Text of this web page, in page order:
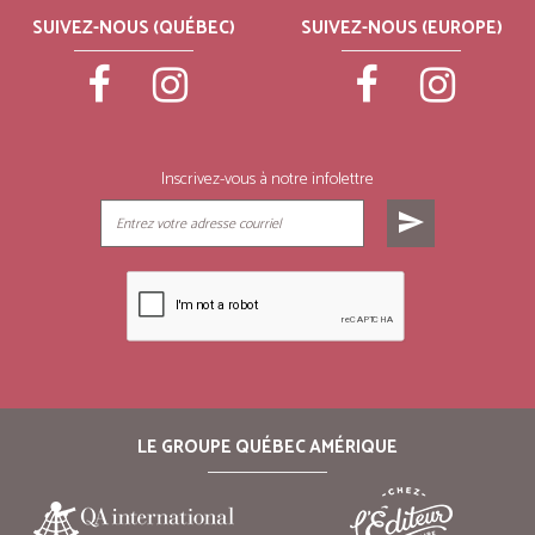
SUIVEZ-NOUS (QUÉBEC) SUIVEZ-NOUS (EUROPE)
Inscrivez-vous à notre infolettre
send
LE GROUPE QUÉBEC AMÉRIQUE